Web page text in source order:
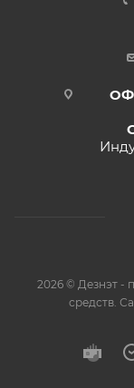
2026 © Дезнэт -
средств.